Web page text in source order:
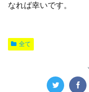
なれば幸いです。
全て